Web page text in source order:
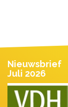
Nieuwsbrief
Juli 2026